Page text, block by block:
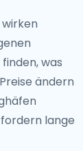
was
ändern
lange